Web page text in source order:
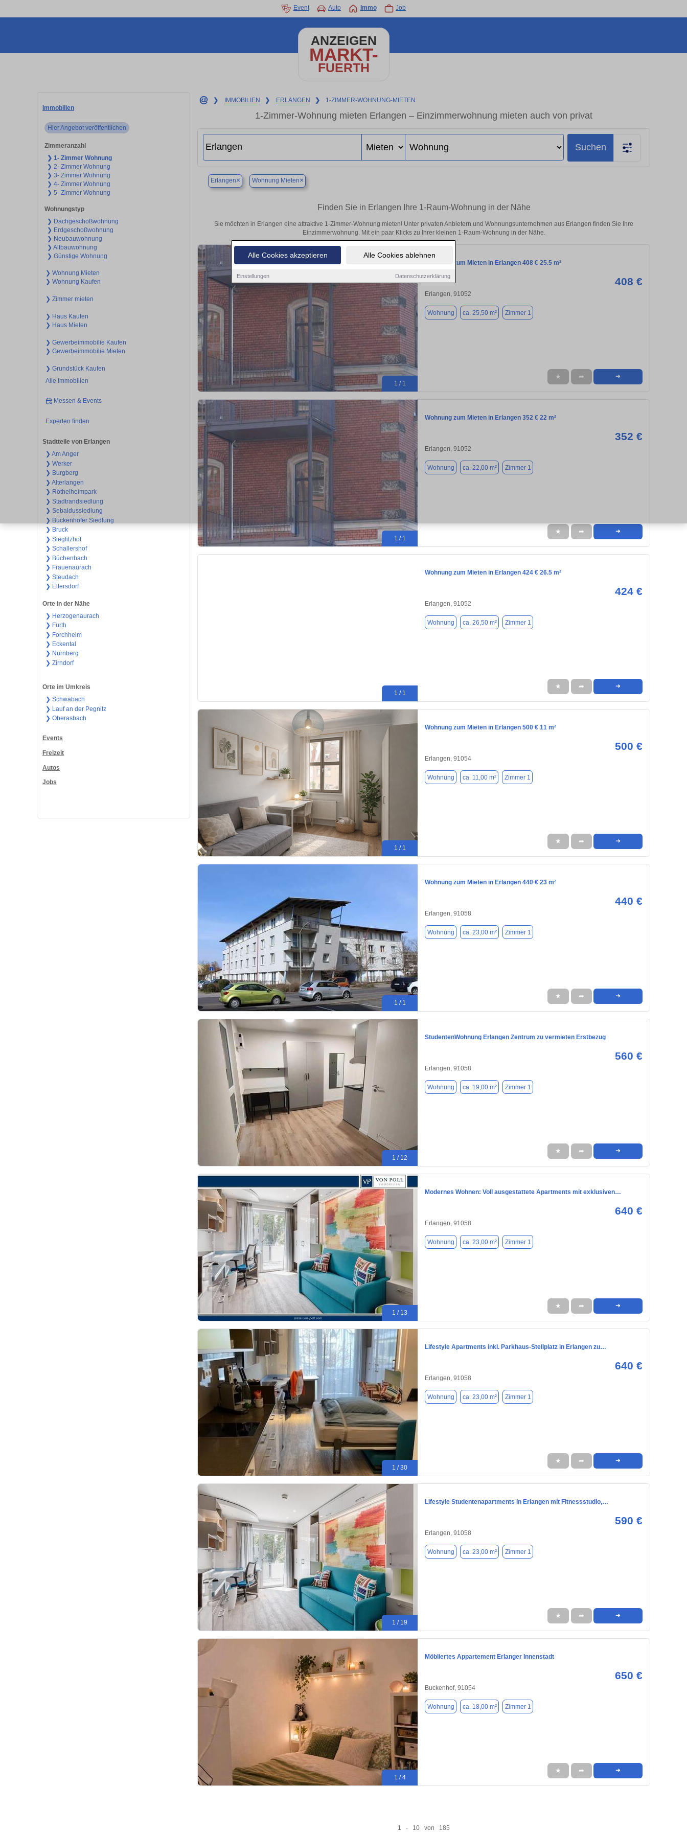
Alle Cookies akzeptieren Alle Cookies ablehnen
Einstellungen Datenschutzerklärung
Event Auto Immo Job
ANZEIGEN
MARKT-
FUERTH
Immobilien
Hier Angebot veröffentlichen
Zimmeranzahl
❯ 1- Zimmer Wohnung
❯ 2- Zimmer Wohnung
❯ 3- Zimmer Wohnung
❯ 4- Zimmer Wohnung
❯ 5- Zimmer Wohnung
Wohnungstyp
❯ Dachgeschoßwohnung
❯ Erdgeschoßwohnung
❯ Neubauwohnung
❯ Altbauwohnung
❯ Günstige Wohnung
❯ Wohnung Mieten
❯ Wohnung Kaufen
❯ Zimmer mieten
❯ Haus Kaufen
❯ Haus Mieten
❯ Gewerbeimmobilie Kaufen
❯ Gewerbeimmobilie Mieten
❯ Grundstück Kaufen
Alle Immobilien
Messen & Events
Experten finden
Stadtteile von Erlangen
❯ Am Anger
❯ Werker
❯ Burgberg
❯ Alterlangen
❯ Röthelheimpark
❯ Stadtrandsiedlung
❯ Sebaldussiedlung
❯ Buckenhofer Siedlung
❯ Bruck
❯ Sieglitzhof
❯ Schallershof
❯ Büchenbach
❯ Frauenaurach
❯ Steudach
❯ Eltersdorf
Orte in der Nähe
❯ Herzogenaurach
❯ Fürth
❯ Forchheim
❯ Eckental
❯ Nürnberg
❯ Zirndorf
Orte im Umkreis
❯ Schwabach
❯ Lauf an der Pegnitz
❯ Oberasbach
Events
Freizeit
Autos
Jobs
❯ IMMOBILIEN ❯ ERLANGEN ❯ 1-ZIMMER-WOHNUNG-MIETEN
1-Zimmer-Wohnung mieten Erlangen – Einzimmerwohnung mieten auch von privat
Suchen
Erlangen× Wohnung Mieten×
Finden Sie in Erlangen Ihre 1-Raum-Wohnung in der Nähe
Sie möchten in Erlangen eine attraktive 1-Zimmer-Wohnung mieten! Unter privaten Anbietern und Wohnungsunternehmen aus Erlangen finden Sie Ihre
Einzimmerwohnung. Mit ein paar Klicks zu Ihrer kleinen 1-Raum-Wohnung in der Nähe.
1 / 1
Wohnung zum Mieten in Erlangen 408 € 25.5 m²
408 €
Erlangen, 91052
Wohnung ca. 25,50 m² Zimmer 1
★ ➦ ➜
1 / 1
Wohnung zum Mieten in Erlangen 352 € 22 m²
352 €
Erlangen, 91052
Wohnung ca. 22,00 m² Zimmer 1
★ ➦ ➜
1 / 1
Wohnung zum Mieten in Erlangen 424 € 26.5 m²
424 €
Erlangen, 91052
Wohnung ca. 26,50 m² Zimmer 1
★ ➦ ➜
1 / 1
Wohnung zum Mieten in Erlangen 500 € 11 m²
500 €
Erlangen, 91054
Wohnung ca. 11,00 m² Zimmer 1
★ ➦ ➜
1 / 1
Wohnung zum Mieten in Erlangen 440 € 23 m²
440 €
Erlangen, 91058
Wohnung ca. 23,00 m² Zimmer 1
★ ➦ ➜
1 / 12
StudentenWohnung Erlangen Zentrum zu vermieten Erstbezug
560 €
Erlangen, 91058
Wohnung ca. 19,00 m² Zimmer 1
★ ➦ ➜
1 / 13
Modernes Wohnen: Voll ausgestattete Apartments mit exklusiven…
640 €
Erlangen, 91058
Wohnung ca. 23,00 m² Zimmer 1
★ ➦ ➜
1 / 30
Lifestyle Apartments inkl. Parkhaus-Stellplatz in Erlangen zu…
640 €
Erlangen, 91058
Wohnung ca. 23,00 m² Zimmer 1
★ ➦ ➜
1 / 19
Lifestyle Studentenapartments in Erlangen mit Fitnessstudio,…
590 €
Erlangen, 91058
Wohnung ca. 23,00 m² Zimmer 1
★ ➦ ➜
1 / 4
Möbliertes Appartement Erlanger Innenstadt
650 €
Buckenhof, 91054
Wohnung ca. 18,00 m² Zimmer 1
★ ➦ ➜
1 - 10 von 185